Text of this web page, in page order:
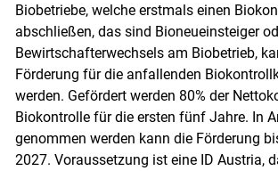
Biobetriebe, welche erstmals einen
abschließen, das sind Bioneueinsteiger
Bewirtschafterwechsels am Biobetrieb,
Förderung für die anfallenden
werden. Gefördert werden 80% der
Biokontrolle für die ersten fünf Jahre. In
genommen werden kann die Förderung
2027. Voraussetzung ist eine ID Austria,